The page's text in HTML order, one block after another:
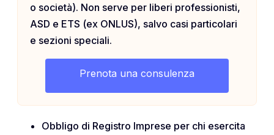
o società). Non serve per liberi professionisti,
ASD e ETS (ex ONLUS), salvo casi particolari
e sezioni speciali.
Prenota una consulenza
Obbligo di Registro Imprese per chi esercita